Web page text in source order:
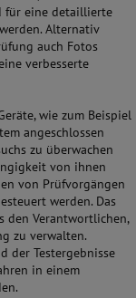
für eine detaillierte
Alternativ
auch Fotos
verbesserte
wie zum Beispiel
angeschlossen
zu überwachen
von ihnen
von Prüfvorgängen
werden. Das
den Verantwortlichen,
zu verwalten.
der Testergebnisse
in einem